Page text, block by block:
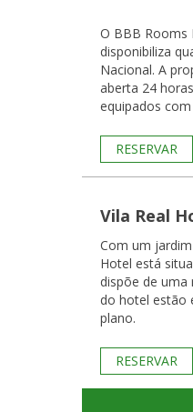
O BBB Rooms
disponibiliza
Nacional. A
aberta 24 horas. Todos os quartos do hotel
equipados
RESERVAR
Vila Real
Com um
Hotel está
dispõe de uma
do hotel estão
plano.
RESERVAR